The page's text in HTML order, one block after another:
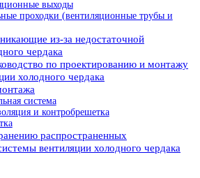
выходы
проходки (вентиляционные трубы и
из-за недостаточной
чердака
по проектированию и монтажу
холодного чердака
система
и контробрешетка
распространенных
вентиляции холодного чердака